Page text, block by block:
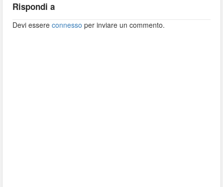
Rispondi a
Devi essereconnesso per inviare un commento.